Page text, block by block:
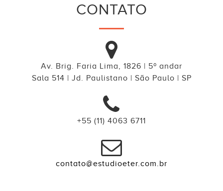
CONTATO
Av. Brig. Faria Lima, 1826 | 5º andar
Sala 514 | Jd. Paulistano | São Paulo | SP
+55 (11) 4063 6711
contato@estudioeter.com.br